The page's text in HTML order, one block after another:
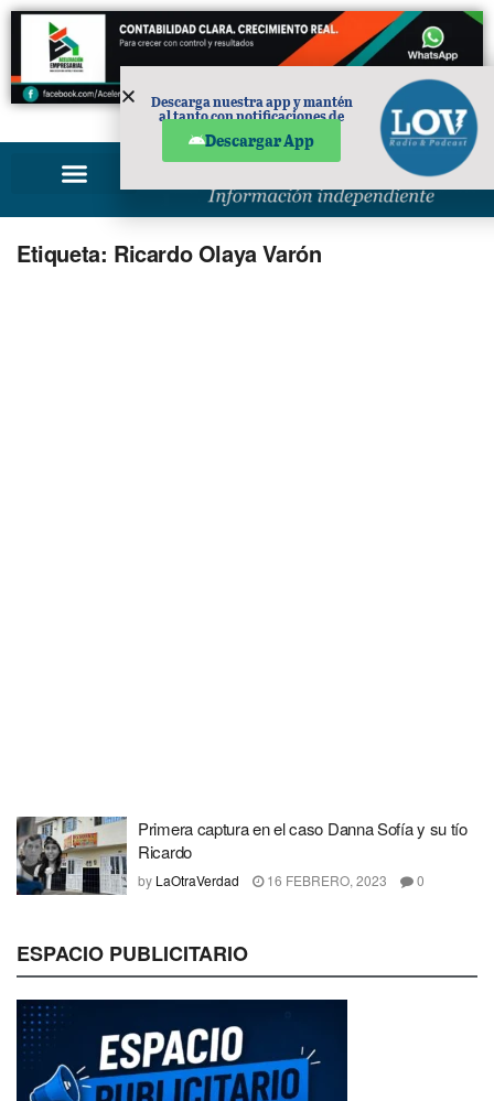
PUBLICIDAD
Etiqueta: Ricardo Olaya Varón
Primera captura en el caso Danna Sofía y su tío
Ricardo
by LaOtraVerdad 16 FEBRERO, 2023 0
ESPACIO PUBLICITARIO
Descarga nuestra app y mantén
al tanto con notificaciones de
Descargar App